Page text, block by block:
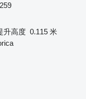
升高度 0.115 米